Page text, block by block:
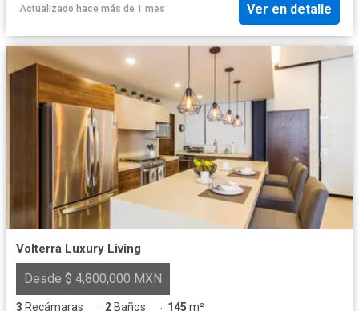
Actualizado hace más de 1 mes Ver en detalle
Volterra Luxury Living
Desde $ 4,800,000 MXN
3 Recámaras 2 Baños 145 m²